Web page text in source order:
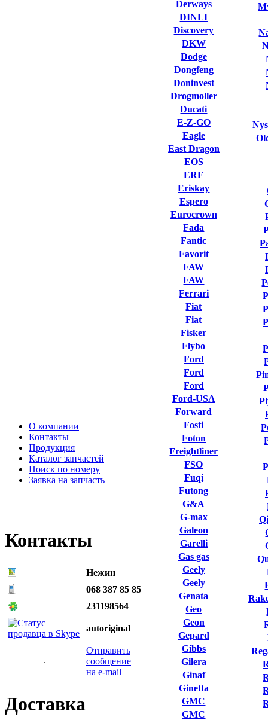
О компании
Контакты
Продукция
Каталог запчастей
Поиск по номеру
Заявка на запчасть
Контакты
Нежин
068 387 85 85
231198564
autoriginal
Отправить
сообщение
на e-mail
Доставка
Derways
DINLI
Discovery
DKW
Dodge
Dongfeng
Doninvest
Drogmoller
Ducati
E-Z-GO
Eagle
East Dragon
EOS
ERF
Eriskay
Espero
Eurocrown
Fada
Fantic
Favorit
FAW
FAW
Ferrari
Fiat
Fiat
Fisker
Flybo
Ford
Ford
Ford
Ford-USA
Forward
Fosti
Foton
Freightliner
FSO
Fuqi
Futong
G&A
G-max
Galeon
Garelli
Gas gas
Geely
Geely
Genata
Geo
Geon
Gepard
Gibbs
Gilera
Ginaf
Ginetta
GMC
GMC